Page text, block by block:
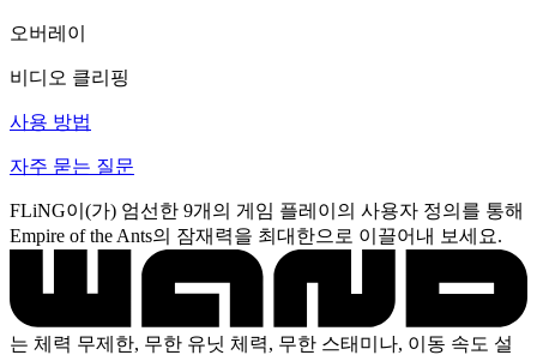
오버레이
비디오 클리핑
사용 방법
자주 묻는 질문
FLiNG이(가) 엄선한 9개의 게임 플레이의 사용자 정의를 통해
Empire of the Ants의 잠재력을 최대한으로 이끌어내 보세요.
는 체력 무제한, 무한 유닛 체력, 무한 스태미나, 이동 속도 설